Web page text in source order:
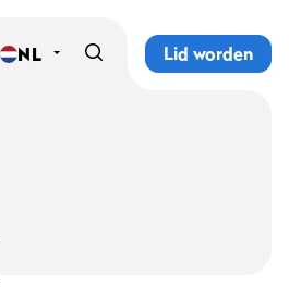
NL Lid worden